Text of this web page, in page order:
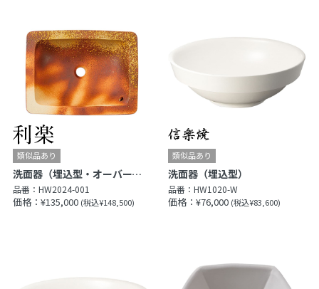
洗面器（埋込型・オーバーフロー）
品番： HW2024-001
価格：¥135,000 (税込¥148,500)
洗面器（埋込型）
品番：HW1020-W
価格：¥76,000 (税込¥83,600)